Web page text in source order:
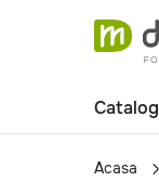
Catalog
Acasa